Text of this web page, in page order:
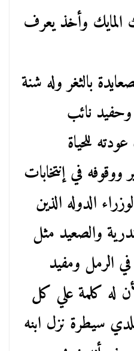
وأخذ يعرف
بالثغر وله شنة
نائب
للحياة
ووقوفه في إنتخابات
الدوله الذين
والصعيد مثل
الرمل ومفيد
له كلمة علي كل
سيطرة نزل ابنه